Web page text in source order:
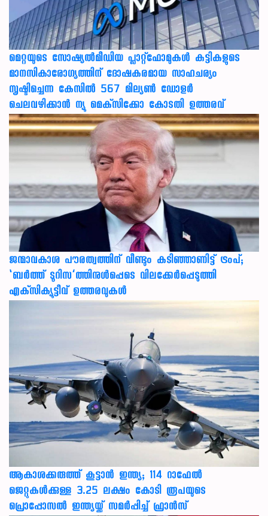
മെറ്റയുടെ സോഷ്യല്‍മീഡിയ പ്ലാറ്റ്‌ഫോമുകള്‍ കുട്ടികളുടെ
മാനസികാരോഗ്യത്തിന് ദോഷകരമായ സാഹചര്യം
സൃഷ്ടിച്ചെന്ന കേസില്‍ 567 മില്യണ്‍ ഡോളര്‍
ചെലവഴിക്കാന്‍ ന്യൂ മെക്‌സിക്കോ കോടതി ഉത്തരവ്
ജന്മാവകാശ പൗരത്വത്തിന് വീണ്ടും കടിഞ്ഞാണിട്ട് ട്രംപ്;
‘ബര്‍ത്ത് ടൂറിസ’ത്തിനുള്‍പ്പെടെ വിലക്കേര്‍പ്പെടുത്തി
എക്‌സിക്യൂട്ടീവ് ഉത്തരവുകള്‍
ആകാശക്കരുത്ത് കൂട്ടാൻ ഇന്ത്യ; 114 റാഫേൽ
ജെറ്റുകൾക്കുള്ള 3.25 ലക്ഷം കോടി രൂപയുടെ
പ്രൊപ്പോസൽ ഇന്ത്യയ്ക്ക് സമർപ്പിച്ച് ഫ്രാൻസ്